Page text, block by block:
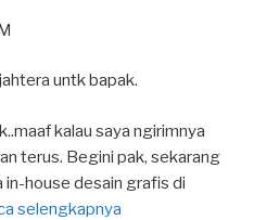
untk bapak.
kalau saya ngirimnya
terus. Begini pak, sekarang
house desain grafis di
selengkapnya